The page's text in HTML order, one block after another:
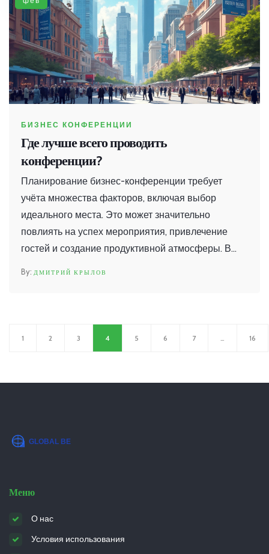
БИЗНЕС КОНФЕРЕНЦИИ
Где лучше всего проводить
конференции?
Планирование бизнес-конференции требует
учёта множества факторов, включая выбор
идеального места. Это может значительно
повлиять на успех мероприятия, привлечение
гостей и создание продуктивной атмосферы. В
мероприятий, что особенно важно для успешного
ДМИТРИЙ КРЫЛОВ
1 2 3 4 5 6 7 16
Меню
О нас
Условия использования